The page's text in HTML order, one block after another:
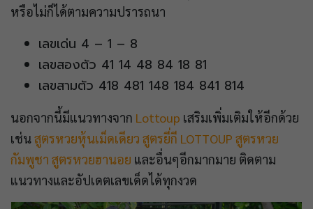
หรือไม่ก็ได้ตามความปรารถนา
เลขเด่น 4 – 1 – 8
เลขสองตัว 41 14 48 84 18 81
เลขสามตัว 418 481 148 184 841 814
นอกจากนี้มีแนวทางจาก Lottoup เสริมเพิ่มเติมให้อีกด้วย
เช่นสูตรหวยหุ้นเม็ดเดียว สูตรยี่กี LOTTOUP สูตรหวย
กัมพูชา สูตรหวยฮานอย และอื่นๆอีกมากมาย ติดตาม
แนวทางและอัปเดตเลขเด็ดได้ทุกงวด